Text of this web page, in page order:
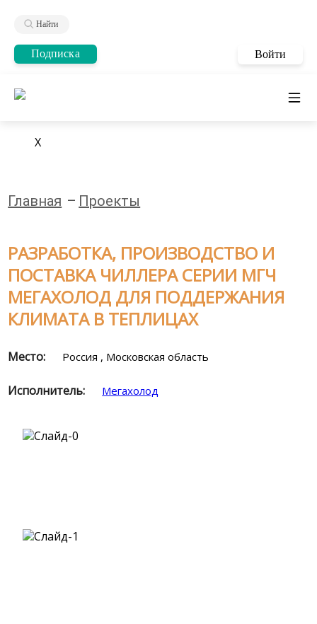
Найти
Подписка Войти
X
Главная Проекты
РАЗРАБОТКА, ПРОИЗВОДСТВО И
ПОСТАВКА ЧИЛЛЕРА СЕРИИ МГЧ
МЕГАХОЛОД ДЛЯ ПОДДЕРЖАНИЯ
КЛИМАТА В ТЕПЛИЦАХ
Место: Россия , Московская область
Исполнитель: Мегахолод